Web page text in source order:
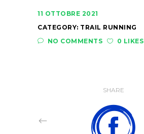
11 OTTOBRE 2021
CATEGORY: TRAIL RUNNING
NO COMMENTS
0 LIKES
SHARE